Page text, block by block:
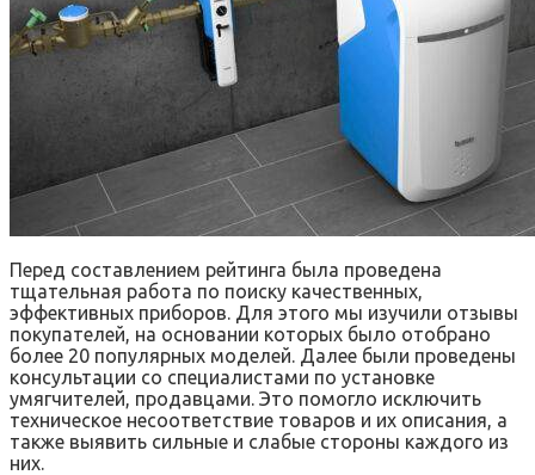
Перед составлением рейтинга была проведена
тщательная работа по поиску качественных,
эффективных приборов. Для этого мы изучили отзывы
покупателей, на основании которых было отобрано
более 20 популярных моделей. Далее были проведены
консультации со специалистами по установке
умягчителей, продавцами. Это помогло исключить
техническое несоответствие товаров и их описания, а
также выявить сильные и слабые стороны каждого из
них.